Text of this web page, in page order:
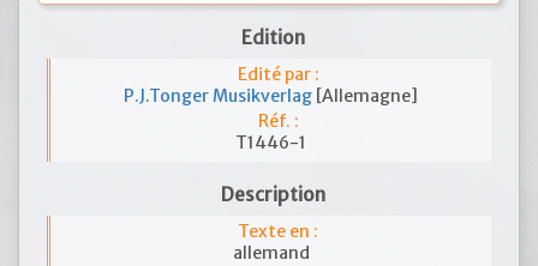
Edition
Edité par :
P.J.Tonger Musikverlag [Allemagne]
Réf. :
T1446-1
Description
Texte en :
allemand